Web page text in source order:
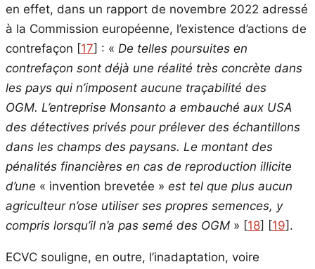
en effet, dans un rapport de novembre 2022 adressé
à la Commission européenne, l’existence d’actions de
contrefaçon [17] : « De telles poursuites en
contrefaçon sont déjà une réalité très concrète dans
les pays qui n’imposent aucune traçabilité des
OGM. L’entreprise Monsanto a embauché aux USA
des détectives privés pour prélever des échantillons
dans les champs des paysans. Le montant des
pénalités financières en cas de reproduction illicite
d’une « invention brevetée » est tel que plus aucun
agriculteur n’ose utiliser ses propres semences, y
compris lorsqu’il n’a pas semé des OGM » [18] [19] .
ECVC souligne, en outre, l’inadaptation, voire